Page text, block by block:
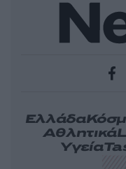
Ελλάδα
Αθλητικά
Υγεία